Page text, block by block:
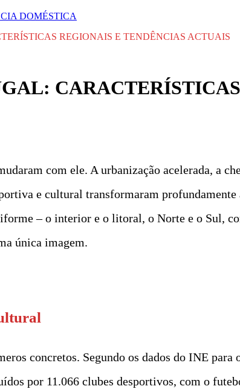
DOMÉSTICA
REGIONAIS E TENDÊNCIAS ACTUAIS
com ele. A urbanização acelerada, a
e cultural transformaram profundamente
– o interior e o litoral, o Norte e o Sul,
única imagem.
concretos. Segundo os dados do INE para
por 11.066 clubes desportivos, com o